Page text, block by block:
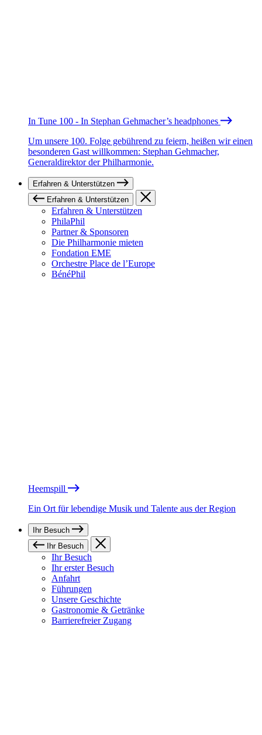
In Tune 100 - In Stephan Gehmacher’s headphones
Um unsere 100. Folge gebührend zu feiern, heißen wir einen
besonderen Gast willkommen: Stephan Gehmacher,
Generaldirektor der Philharmonie.
Erfahren & Unterstützen
Erfahren & Unterstützen
Erfahren & Unterstützen
PhilaPhil
Partner & Sponsoren
Die Philharmonie mieten
Fondation EME
Orchestre Place de l’Europe
BénéPhil
Heemspill
Ein Ort für lebendige Musik und Talente aus der Region
Ihr Besuch
Ihr Besuch
Ihr Besuch
Ihr erster Besuch
Anfahrt
Führungen
Unsere Geschichte
Gastronomie & Getränke
Barrierefreier Zugang